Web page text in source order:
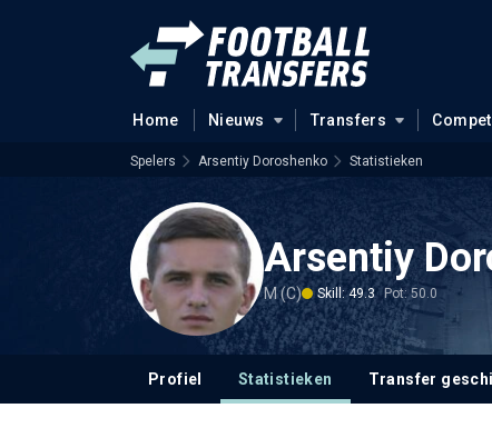
Home Nieuws Transfers
Spelers Arsentiy Doroshenko Statistieken
Arsentiy
M (C) Skill: 49.3 Pot: 50.0
Profiel Statistieken Transfer